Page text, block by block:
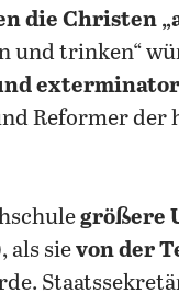
die Christen
und trinken“
Reformer der
größere
als sievon der